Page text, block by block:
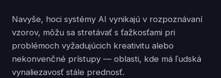
Navyše, hoci systémy AI vynikajú v rozpoznávaní
vzorov, môžu sa stretávať s ťažkosťami pri
problémoch vyžadujúcich kreativitu alebo
nekonvenčné prístupy — oblasti, kde má ľudská
vynaliezavosť stále prednosť.